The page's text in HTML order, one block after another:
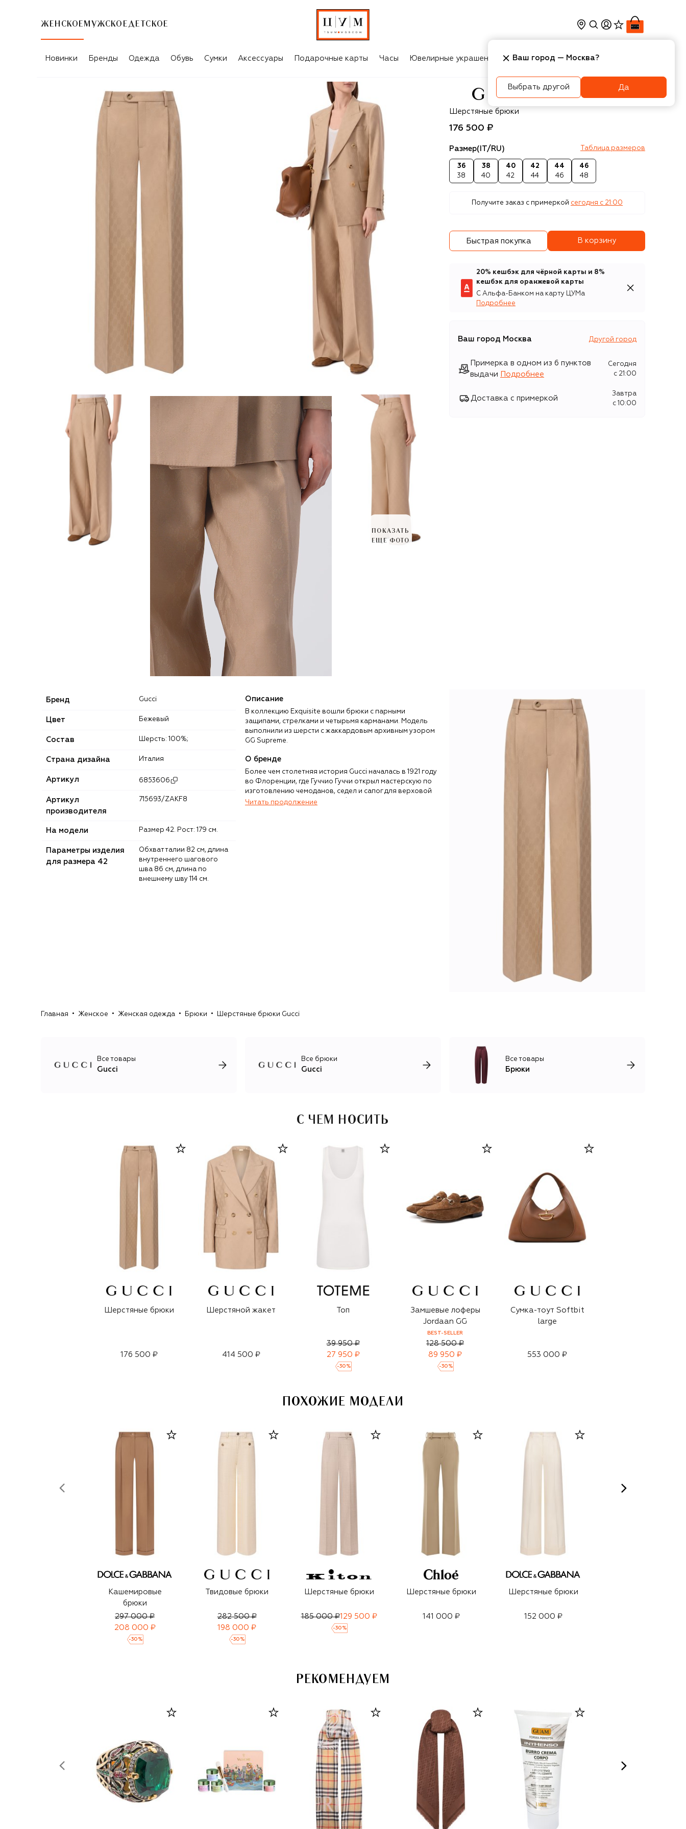
ЖЕНСКОЕ МУЖСКОЕ ДЕТСКОЕ
Новинки Бренды Одежда Обувь Сумки Аксессуары Подарочные карты Часы Ювелирные украшения Косметика Интерьер
ПОКАЗАТЬ
ЕЩЕ ФОТО
Gucci
Шерстяные брюки
176 500 ₽
Размер(IT/RU) Таблица размеров
36
38
38
40
40
42
42
44
44
46
46
48
Получите заказ с примеркой сегодня c 21:00
Быстрая покупка В корзину
20% кешбэк для чёрной карты и 8%
кешбэк для оранжевой карты
С Альфа-Банком на карту ЦУМа
Подробнее
Ваш город Москва Другой город
Примерка в одном из 6 пунктов
выдачи
Подробнее
Сегодня
c 21:00
Доставка с примеркой
Завтра
c 10:00
Бренд Gucci
Цвет Бежевый
Состав Шерсть: 100%;
Страна дизайна Италия
Артикул 6853606
Артикул
производителя
715693/ZAKF8
На модели Размер 42. Рост: 179 см.
Параметры изделия
для размера 42
Обхват талии 82 см, длина
внутреннего шагового
шва 86 см, длина по
внешнему шву 114 см.
Описание
В коллекцию Exquisite вошли брюки с парными
защипами, стрелками и четырьмя карманами. Модель
выполнили из шерсти с жаккардовым архивным узором
GG Supreme.
О бренде
Более чем столетняя история Gucci началась в 1921 году
во Флоренции, где Гуччио Гуччи открыл мастерскую по
изготовлению чемоданов, седел и сапог для верховой
езды. Высокое мастерство и бескомпромиссное
коллекций: мужской, женской и детской, ювелирной,
Читать продолжение
Главная Женское Женская одежда Брюки Шерстяные брюки Gucci
Все товары
Gucci
Все брюки
Gucci
Все товары
Брюки
С ЧЕМ НОСИТЬ
Шерстяные брюки
176 500 ₽
Шерстяной жакет
414 500 ₽
Топ
39 950 ₽
27 950 ₽
-30 %
Замшевые лоферы
Jordaan GG
BEST-SELLER
128 500 ₽
89 950 ₽
-30 %
Сумка-тоут Softbit
large
553 000 ₽
ПОХОЖИЕ МОДЕЛИ
Кашемировые
брюки
297 000 ₽
208 000 ₽
-30 %
Твидовые брюки
282 500 ₽
198 000 ₽
-30 %
Шерстяные брюки
185 000 ₽129 500 ₽
-30 %
Шерстяные брюки
141 000 ₽
Шерстяные брюки
152 000 ₽
РЕКОМЕНДУЕМ
Ваш город — Москва?
Выбрать другой Да